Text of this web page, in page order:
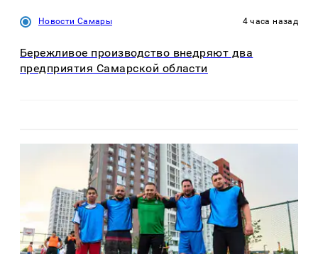
Новости Самары 4 часа назад
Бережливое производство внедряют два
предприятия Самарской области